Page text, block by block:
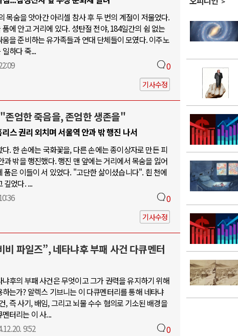
목숨을 앗아간 아리셀 참사 후 두 번의 계절이 저물었다.
에 안고 거리에 있다. 성탄절 전야, 184일간의 쉼 없는
을 준비하는 유가족들과 연대 단체들이 모였다. 이주노
하다 죽...
0
기사수정
존엄한 죽음을, 존엄한 생존을"
스 권리 외치며 서울역 안과 밖 행진 나서
. 한 손에는 국화꽃을, 다른 손에는 종이상자로 만든 피
과 밖을 행진했다. 행진 맨 앞에는 거리에서 목숨을 잃어
품은 이들이 서 있었다. "고단한 삶이셨습니다". 흰 천에
깊었다. ...
0
기사수정
비 파일즈”, 네타냐후 부패 사건 다큐멘터
후의 부패 사건은 무엇이고 그가 권력을 유지하기 위해
는가? 알렉스 기브니는 이 다큐멘터리를 통해 네타냐
, 즉 사기, 배임, 그리고 뇌물 수수 혐의로 기소된 배경을
터리는 이 사...
9:52 0